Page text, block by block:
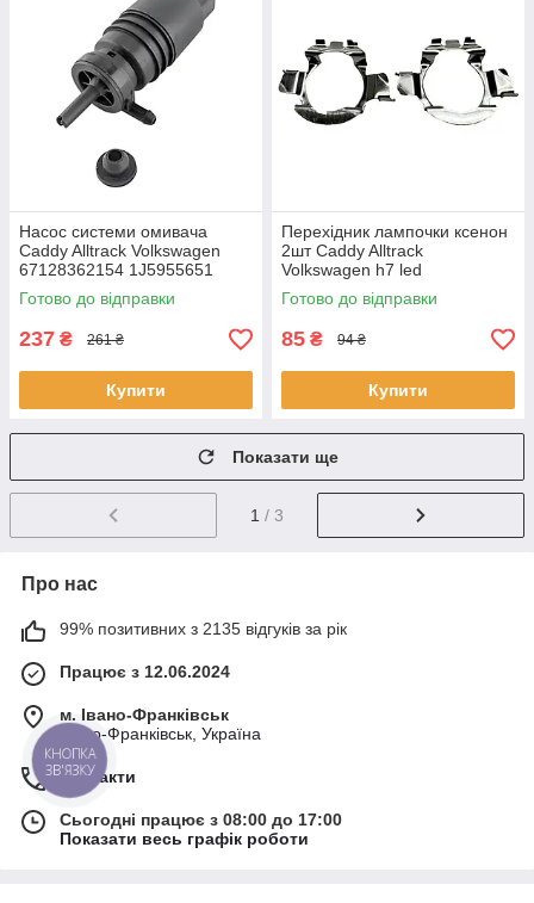
Насос системи омивача
Caddy Alltrack Volkswagen
67128362154 1J5955651
1T0955651 67128377612
Готово до відправки
237 ₴ 261 ₴
Купити
Перехідник лампочки ксенон
2шт Caddy Alltrack
Volkswagen h7 led
Готово до відправки
85 ₴ 94 ₴
Купити
Показати ще
1 / 3
Про нас
99% позитивних з 2135 відгуків за рік
Працює з 12.06.2024
м. Івано-Франківськ
Івано-Франківськ, Україна
Контакти
Сьогодні працює з 08:00 до 17:00
Показати весь графік роботи
КНОПКА
ЗВ'ЯЗКУ